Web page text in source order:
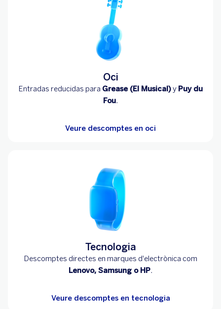
Oci
Entradas reducidas para Grease (El Musical)y Puy du
Fou.
Veure descomptes en oci
Tecnologia
Descomptes directes en marques d'electrònica com
Lenovo, Samsung o HP.
Veure descomptes en tecnologia